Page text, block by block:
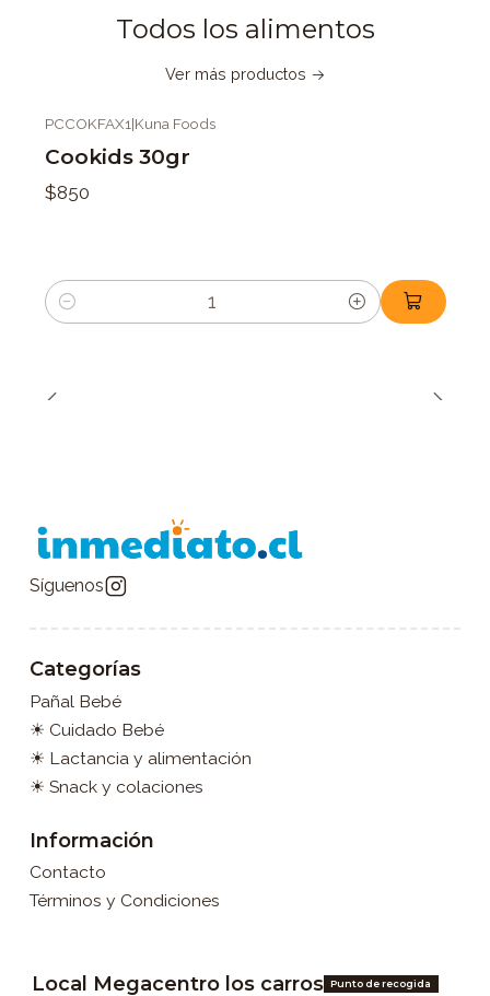
Todos los alimentos
Ver más productos
PCCOKFAX1|Kuna Foods
Cookids 30gr
$850
Cantidad
Síguenos
Categorías
Pañal Bebé
☀ Cuidado Bebé
☀ Lactancia y alimentación
☀ Snack y colaciones
Información
Contacto
Términos y Condiciones
Local Megacentro los carros Punto de recogida